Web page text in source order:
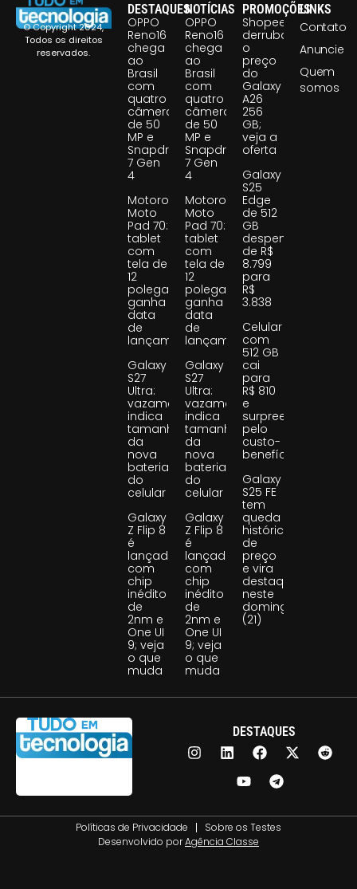
© Copyright 2024,
Todos os direitos
reservados.
DESTAQUES
OPPO
Reno16
chega
ao
Brasil
com
quatro
câmeras
de 50
MP e
Snapdragon
7 Gen
4
Motorola
Moto
Pad 70:
tablet
com
tela de
12
polegadas
ganha
data
de
lançamento
Galaxy
S27
Ultra:
vazamento
indica
tamanho
da
nova
bateria
do
celular
Galaxy
Z Flip 8
é
lançado
com
chip
inédito
de
2nm e
One UI
9; veja
o que
muda
NOTÍCIAS
OPPO
Reno16
chega
ao
Brasil
com
quatro
câmeras
de 50
MP e
Snapdragon
7 Gen
4
Motorola
Moto
Pad 70:
tablet
com
tela de
12
polegadas
ganha
data
de
lançamento
Galaxy
S27
Ultra:
vazamento
indica
tamanho
da
nova
bateria
do
celular
Galaxy
Z Flip 8
é
lançado
com
chip
inédito
de
2nm e
One UI
9; veja
o que
muda
PROMOÇÕES
Shopee
derruba
o
preço
do
Galaxy
A26
256
GB;
veja a
oferta
Galaxy
S25
Edge
de 512
GB
despenca
de R$
8.799
para
R$
3.838
Celular
com
512 GB
cai
para
R$ 810
e
surpreende
pelo
custo-
benefício
Galaxy
S25 FE
tem
queda
histórica
de
preço
e vira
destaque
neste
domingo
(21)
LINKS
Contato
Anuncie
Quem
somos
DESTAQUES
Políticas de Privacidade
Sobre os Testes
Desenvolvido porAgência Classe